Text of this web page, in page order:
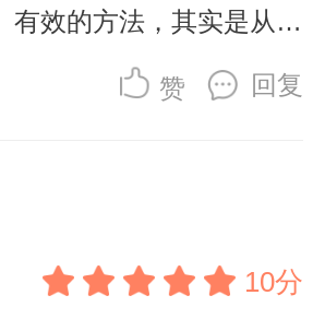
效的方法，其实是从认
骨、精准鲜活、看了让
一句话都直抵内心。
常，是因为我们不懂他
想象的那么大，身边只
好的理解的前提是读
回复
赞
10分